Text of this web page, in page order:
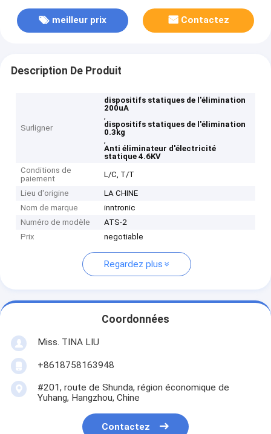
meilleur prix Contactez
Description De Produit
Surligner
dispositifs statiques de l'élimination
200uA
,
dispositifs statiques de l'élimination
0.3kg
,
Anti éliminateur d'électricité
statique 4.6KV
Conditions de
paiement
L/C, T/T
Lieu d'origine
LA CHINE
Nom de marque
inntronic
Numéro de modèle
ATS-2
Prix
negotiable
Regardez plus
Coordonnées
Miss. TINA LIU
+8618758163948
#201, route de Shunda, région économique de
Yuhang, Hangzhou, Chine
Contactez